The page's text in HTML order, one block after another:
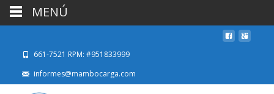
661-7521 RPM: #951833999
informes@mambocarga.com
MENÚ